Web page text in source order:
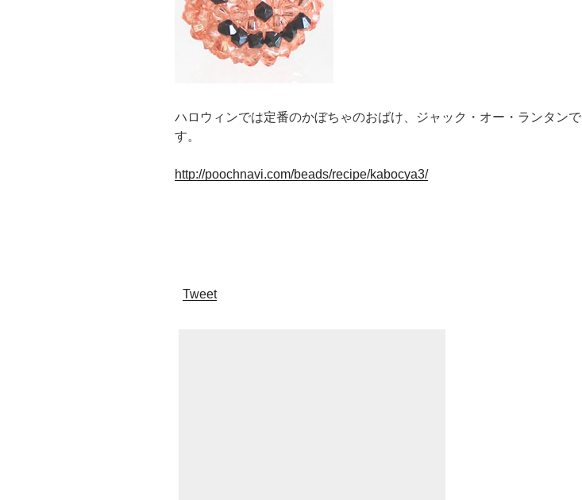
ハロウィンでは定番のかぼちゃのおばけ、ジャック・オー・ランタンで
す。
http://poochnavi.com/beads/recipe/kabocya3/
Tweet